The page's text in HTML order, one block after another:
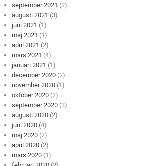
september 2021 (2)
augusti 2021 (3)
juni 2021 (1)
maj 2021 (1)
april 2021 (2)
mars 2021 (4)
januari 2021 (1)
december 2020 (2)
november 2020 (1)
oktober 2020 (2)
september 2020 (3)
augusti 2020 (2)
juni 2020 (4)
maj 2020 (2)
april 2020 (2)
mars 2020 (1)